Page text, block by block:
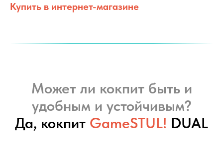
Купить в интернет-магазине
Может ли кокпит быть и
удобным и устойчивым?
Да, кокпит GameSTUL! DUAL